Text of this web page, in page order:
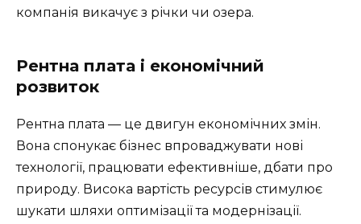
компанія викачує з річки чи озера.
Рентна плата і економічний
розвиток
Рентна плата — це двигун економічних змін.
Вона спонукає бізнес впроваджувати нові
технології, працювати ефективніше, дбати про
природу. Висока вартість ресурсів стимулює
шукати шляхи оптимізації та модернізації.